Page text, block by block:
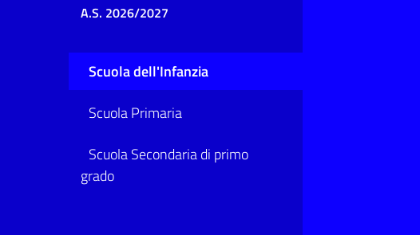
A.S. 2026/2027
Scuola dell'Infanzia
Scuola Primaria
Scuola Secondaria di primo
grado